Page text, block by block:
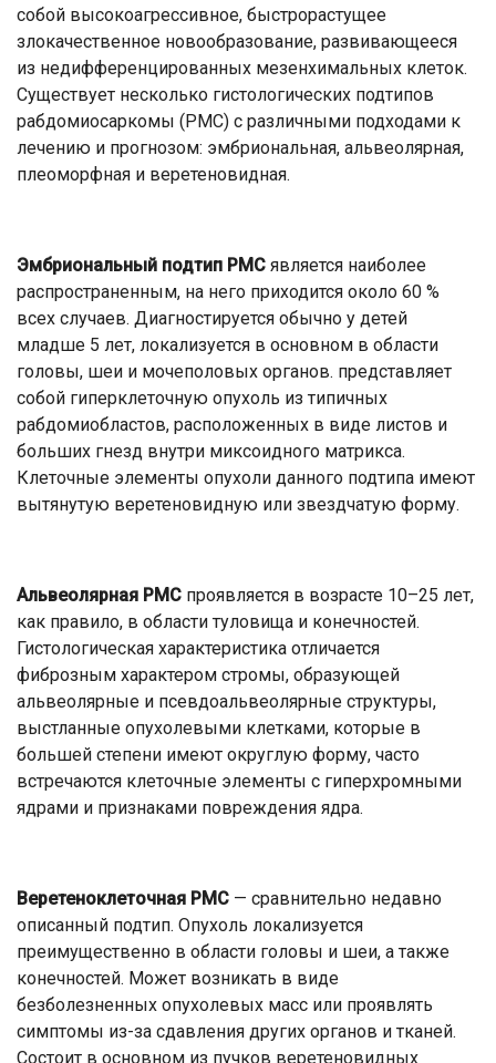
собой высокоагрессивное, быстрорастущее
злокачественное новообразование, развивающееся
из недифференцированных мезенхимальных клеток.
Существует несколько гистологических подтипов
рабдомиосаркомы (РМС) с различными подходами к
лечению и прогнозом: эмбриональная, альвеолярная,
плеоморфная и веретеновидная.
Эмбриональный подтип РМС является наиболее
распространенным, на него приходится около 60 %
всех случаев. Диагностируется обычно у детей
младше 5 лет, локализуется в основном в области
головы, шеи и мочеполовых органов. представляет
собой гиперклеточную опухоль из типичных
рабдомиобластов, расположенных в виде листов и
больших гнезд внутри миксоидного матрикса.
Клеточные элементы опухоли данного подтипа имеют
вытянутую веретеновидную или звездчатую форму.
Альвеолярная РМС проявляется в возрасте 10–25 лет,
как правило, в области туловища и конечностей.
Гистологическая характеристика отличается
фиброзным характером стромы, образующей
альвеолярные и псевдоальвеолярные структуры,
выстланные опухолевыми клетками, которые в
большей степени имеют округлую форму, часто
встречаются клеточные элементы с гиперхромными
ядрами и признаками повреждения ядра.
Веретеноклеточная РМС — сравнительно недавно
описанный подтип. Опухоль локализуется
преимущественно в области головы и шеи, а также
конечностей. Может возникать в виде
безболезненных опухолевых масс или проявлять
симптомы из-за сдавления других органов и тканей.
Состоит в основном из пучков веретеновидных